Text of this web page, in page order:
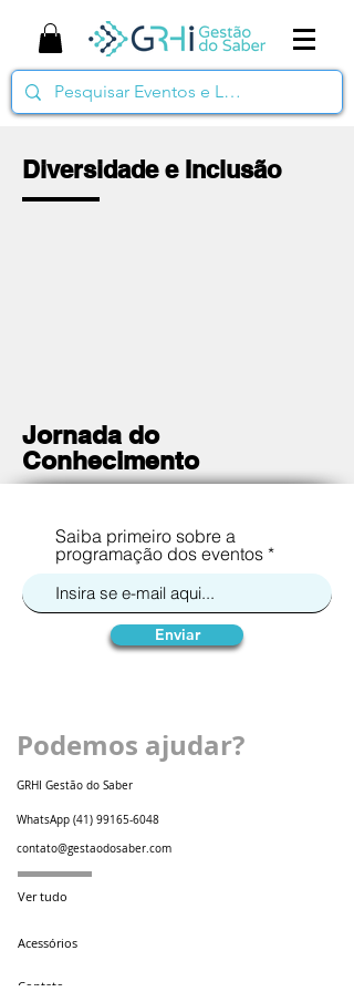
Diversidade e Inclusão
Jornada do
Conhecimento
Saiba primeiro sobre a
programação dos eventos
Enviar
Podemos ajudar?
GRHI Gestão do Saber
WhatsApp (41) 99165-6048
contato@gestaodosaber.com
Ver tudo
Acessórios
Contato